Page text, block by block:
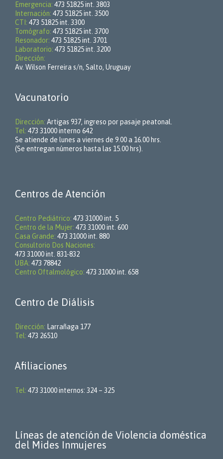
Emergencia: 473 51825 int. 3803
Internación: 473 51825 int. 3500
CTI: 473 51825 int. 3300
Tomógrafo: 473 51825 int. 3700
Resonador: 473 51825 int. 3701
Laboratorio: 473 51825 int. 3200
Dirección:
Av. Wilson Ferreira s/n, Salto, Uruguay
Vacunatorio
Dirección: Artigas 937, ingreso por pasaje peatonal.
Tel: 473 31000 interno 642
Se atiende de lunes a viernes de 9.00 a 16.00 hrs.
(Se entregan números hasta las 15.00 hrs).
Centros de Atención
Centro Pediátrico: 473 31000 int. 5
Centro de la Mujer: 473 31000 int. 600
Casa Grande: 473 31000 int. 880
Consultorio Dos Naciones:
473 31000 int. 831-832
UBA: 473 78842
Centro Oftalmológico: 473 31000 int. 658
Centro de Diálisis
Dirección: Larrañaga 177
Tel: 473 26510
Afiliaciones
Tel: 473 31000 internos: 324 – 325
Líneas de atención de Violencia doméstica
del Mides Inmujeres